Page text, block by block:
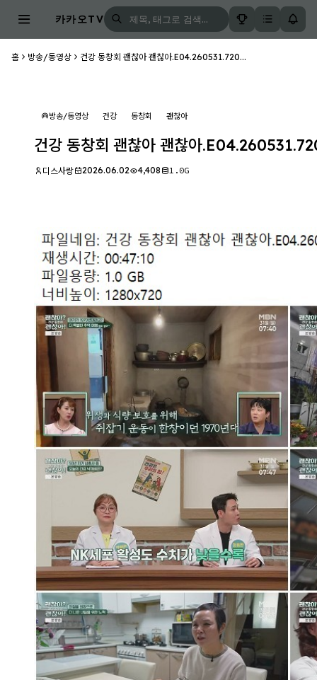
카카오TV
홈 방송/동영상 건강 동창회 괜찮아 괜찮아.E04.260531.720...
방송/동영상 건강 동창회 괜찮아
건강 동창회 괜찮아 괜찮아
디스사랑 2026.06.02 4,408 1.0G